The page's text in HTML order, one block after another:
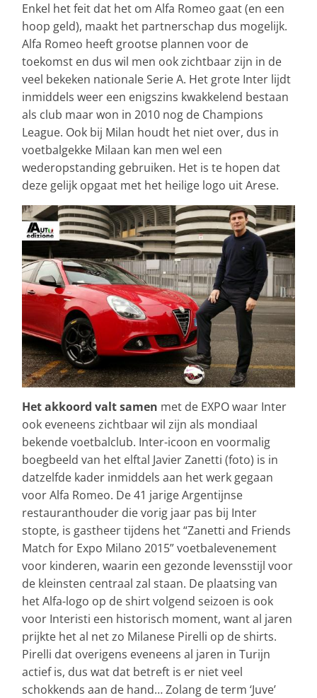
Enkel het feit dat het om Alfa Romeo gaat (en een
hoop geld), maakt het partnerschap dus mogelijk.
Alfa Romeo heeft grootse plannen voor de
toekomst en dus wil men ook zichtbaar zijn in de
veel bekeken nationale Serie A. Het grote Inter lijdt
inmiddels weer een enigszins kwakkelend bestaan
als club maar won in 2010 nog de Champions
League. Ook bij Milan houdt het niet over, dus in
voetbalgekke Milaan kan men wel een
wederopstanding gebruiken. Het is te hopen dat
deze gelijk opgaat met het heilige logo uit Arese.
Het akkoord valt samen met de EXPO waar Inter
ook eveneens zichtbaar wil zijn als mondiaal
bekende voetbalclub. Inter-icoon en voormalig
boegbeeld van het elftal Javier Zanetti (foto) is in
datzelfde kader inmiddels aan het werk gegaan
voor Alfa Romeo. De 41 jarige Argentijnse
restauranthouder die vorig jaar pas bij Inter
stopte, is gastheer tijdens het “Zanetti and Friends
Match for Expo Milano 2015” voetbalevenement
voor kinderen, waarin een gezonde levensstijl voor
de kleinsten centraal zal staan. De plaatsing van
het Alfa-logo op de shirt volgend seizoen is ook
voor Interisti een historisch moment, want al jaren
prijkte het al net zo Milanese Pirelli op de shirts.
Pirelli dat overigens eveneens al jaren in Turijn
actief is, dus wat dat betreft is er niet veel
schokkends aan de hand… Zolang de term ‘Juve’